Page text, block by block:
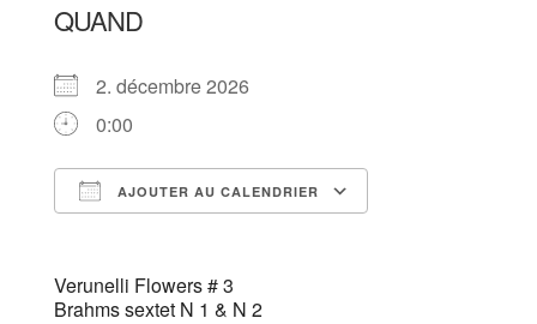
QUAND
2. décembre 2026
0:00
AJOUTER AU CALENDRIER
Verunelli Flowers # 3
Brahms sextet N 1 & N 2